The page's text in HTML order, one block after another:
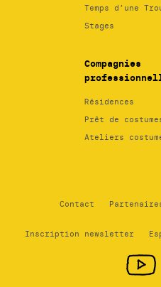
Temps d’une
Stages
Compagnies
Résidences
Prêt de
Ateliers
Contact
Inscription newsletter